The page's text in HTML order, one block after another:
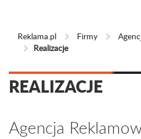
Reklama.pl Firmy
Realizacje
REALIZACJE
Agencja